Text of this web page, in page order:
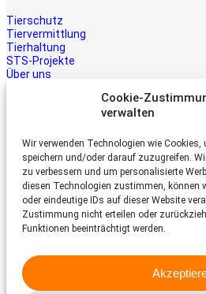
Cookie-
verwalten
Wir verwenden Technologien wie
speichern und/oder darauf zuzugreifen.
zu verbessern und um personalisierte
diesen Technologien zustimmen, können
oder eindeutige IDs auf dieser Website
Zustimmung nicht erteilen oder
Funktionen beeinträchtigt werden.
Tierschutz
Tiervermittlung
Tierhaltung
STS-Projekte
Über uns
Tiere brauchen Hilfe – auch Ihre.
Unterstützen Sie die Arbeit des
Schweizer Tierschutz STS.
Jetzt spenden
Schweizer Tierschutz STS
CH-4053 Basel